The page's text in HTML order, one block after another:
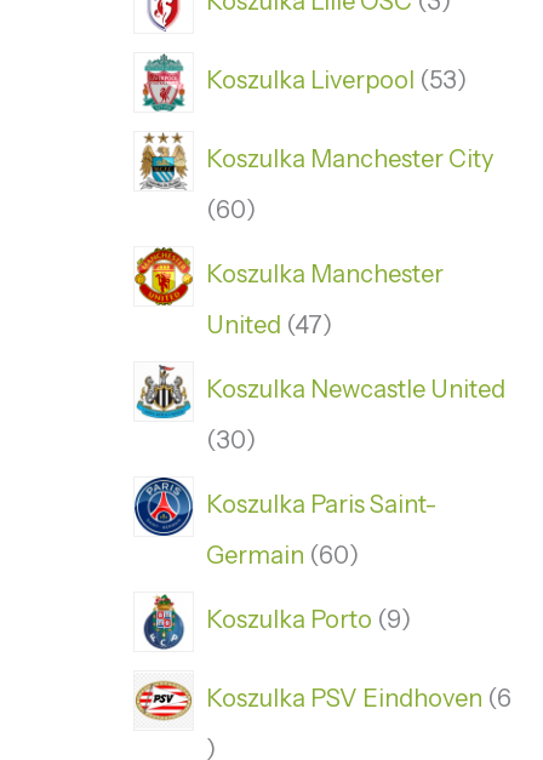
Koszulka Liverpool 53
Koszulka Manchester City
60
Koszulka Manchester
United 47
Koszulka Newcastle United
30
Koszulka Paris Saint-
Germain 60
Koszulka Porto 9
Koszulka PSV Eindhoven 6